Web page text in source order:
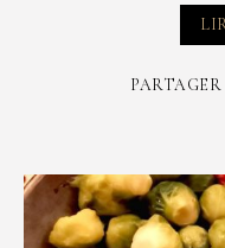
PARTAGER